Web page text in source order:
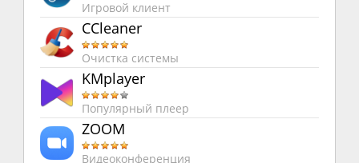
Игровой клиент
CCleaner
Очистка системы
KMplayer
Популярный плеер
ZOOM
Видеоконференция